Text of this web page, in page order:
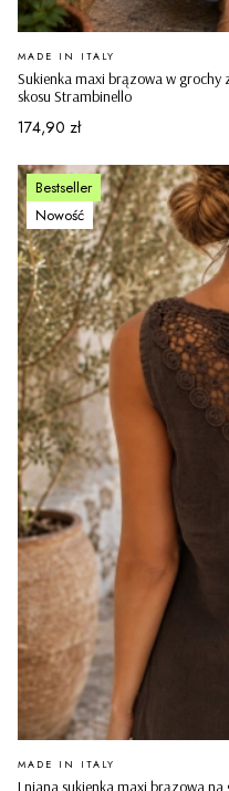
Sukienka maxi brązowa w
skosu Strambinello
PRODUCENT
MADE IN ITALY
Cena
174,90 zł
Bestseller
Nowość
Lniana sukienka maxi brązowa
PRODUCENT
MADE IN ITALY